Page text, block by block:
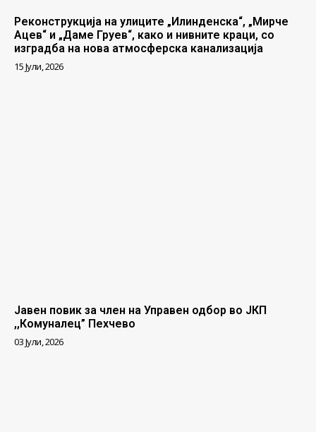
Реконструкција на улиците „Илинденска“, „Мирче
Ацев“ и „Даме Груев“, како и нивните краци, со
изградба на нова атмосферска канализација
15 Јули, 2026
Јавен повик за член на Управен одбор во ЈКП
,,Комуналец” Пехчево
03 Јули, 2026